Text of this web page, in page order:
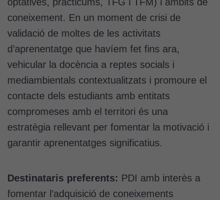
coneixement. En un moment de crisi de
validació de moltes de les activitats
d’aprenentatge que havíem fet fins ara,
vehicular la docència a reptes socials i
mediambientals contextualitzats i promoure el
contacte dels estudiants amb entitats
compromeses amb el territori és una
estratègia rellevant per fomentar la motivació i
garantir aprenentatges significatius.
Destinataris preferents: PDI amb interès a
fomentar l’adquisició de coneixements